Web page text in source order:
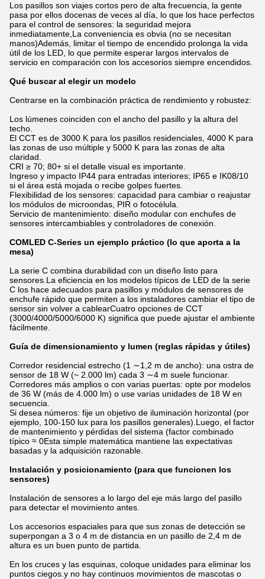
Los pasillos son viajes cortos pero de alta frecuencia, la gente
pasa por ellos docenas de veces al día, lo que los hace perfectos
para el control de sensores: la seguridad mejora
inmediatamente,La conveniencia es obvia (no se necesitan
manos)Además, limitar el tiempo de encendido prolonga la vida
útil de los LED, lo que permite esperar largos intervalos de
servicio en comparación con los accesorios siempre encendidos.
Qué buscar al elegir un modelo
Centrarse en la combinación práctica de rendimiento y robustez:
Los lúmenes coinciden con el ancho del pasillo y la altura del
techo.
El CCT es de 3000 K para los pasillos residenciales, 4000 K para
las zonas de uso múltiple y 5000 K para las zonas de alta
claridad.
CRI ≥ 70; 80+ si el detalle visual es importante.
Ingreso y impacto IP44 para entradas interiores; IP65 e IK08/10
si el área está mojada o recibe golpes fuertes.
Flexibilidad de los sensores: capacidad para cambiar o reajustar
los módulos de microondas, PIR o fotocélula.
Servicio de mantenimiento: diseño modular con enchufes de
sensores intercambiables y controladores de conexión.
COMLED C-Series un ejemplo práctico (lo que aporta a la
mesa)
La serie C combina durabilidad con un diseño listo para
sensores.La eficiencia en los modelos típicos de LED de la serie
C los hace adecuados para pasillos y módulos de sensores de
enchufe rápido que permiten a los instaladores cambiar el tipo de
sensor sin volver a cablearCuatro opciones de CCT
(3000/4000/5000/6000 K) significa que puede ajustar el ambiente
fácilmente.
Guía de dimensionamiento y lumen (reglas rápidas y útiles)
Corredor residencial estrecho (1 ∼1,2 m de ancho): una ostra de
sensor de 18 W (~ 2.000 lm) cada 3 ∼4 m suele funcionar.
Corredores más amplios o con varias puertas: opte por modelos
de 36 W (más de 4.000 lm) o use varias unidades de 18 W en
secuencia.
Si desea números: fije un objetivo de iluminación horizontal (por
ejemplo, 100-150 lux para los pasillos generales).Luego, el factor
de mantenimiento y pérdidas del sistema (factor combinado
típico ≈ 0Esta simple matemática mantiene las expectativas
basadas y la adquisición razonable.
Instalación y posicionamiento (para que funcionen los
sensores)
Instalación de sensores a lo largo del eje más largo del pasillo
para detectar el movimiento antes.
Los accesorios espaciales para que sus zonas de detección se
superpongan a 3 o 4 m de distancia en un pasillo de 2,4 m de
altura es un buen punto de partida.
En los cruces y las esquinas, coloque unidades para eliminar los
puntos ciegos.y no hay continuos movimientos de mascotas o